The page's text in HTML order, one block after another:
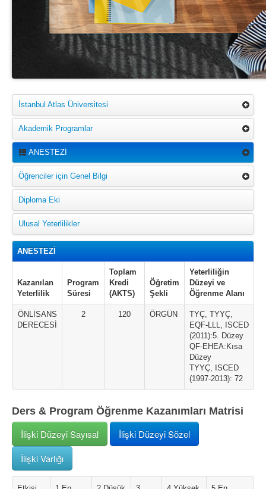
İstanbul Atlas Üniversitesi
Akademik Programlar
ANESTEZİ
Öğrenciler için Genel Bilgi
Diploma Eki
Ulusal Yeterlilikler
ANESTEZİ
Kazanılan
Yeterlilik
Program
Süresi
Toplam
Kredi
(AKTS)
Öğretim
Şekli
Yeterliliğin
Düzeyi ve
Öğrenme Alanı
ÖNLİSANS
DERECESİ
2 120 ÖRGÜN
TYÇ, TYYÇ,
EQF-LLL, ISCED
(2011):5. Düzey
QF-EHEA:Kısa
Düzey
TYYÇ, ISCED
(1997-2013): 72
Ders & Program Öğrenme Kazanımları Matrisi
İlişki Düzeyi Sayısal
İlişki Düzeyi Sözel
İlişki Varlığı